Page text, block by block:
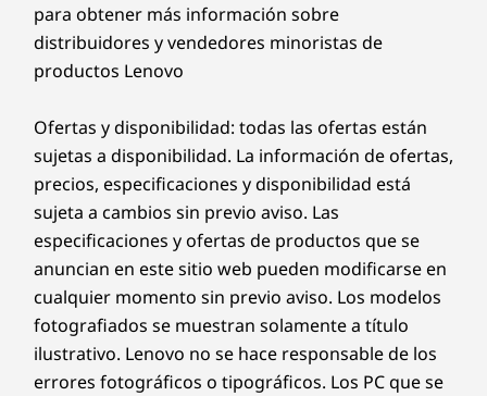
para obtener más información sobre
distribuidores y vendedores minoristas de
productos Lenovo
Ofertas y disponibilidad: todas las ofertas están
sujetas a disponibilidad. La información de ofertas,
precios, especificaciones y disponibilidad está
sujeta a cambios sin previo aviso. Las
especificaciones y ofertas de productos que se
anuncian en este sitio web pueden modificarse en
cualquier momento sin previo aviso. Los modelos
fotografiados se muestran solamente a título
ilustrativo. Lenovo no se hace responsable de los
errores fotográficos o tipográficos. Los PC que se